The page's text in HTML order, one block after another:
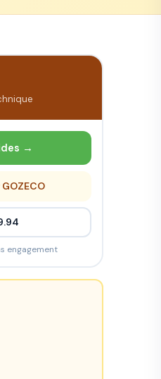
→
engagement